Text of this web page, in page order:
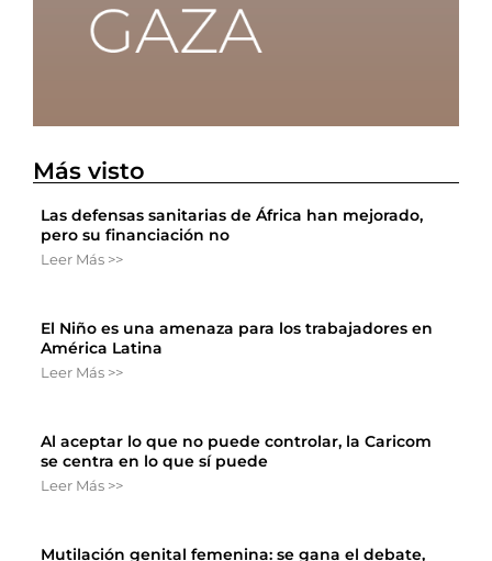
Más visto
Las defensas sanitarias de África han mejorado,
pero su financiación no
Leer Más >>
El Niño es una amenaza para los trabajadores en
América Latina
Leer Más >>
Al aceptar lo que no puede controlar, la Caricom
se centra en lo que sí puede
Leer Más >>
Mutilación genital femenina: se gana el debate,